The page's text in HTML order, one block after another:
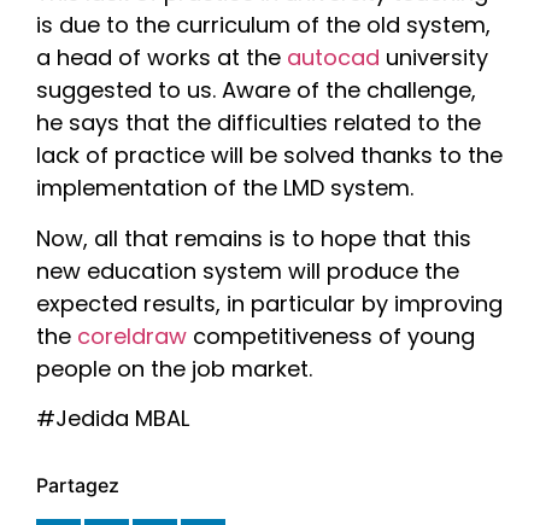
is due to the curriculum of the old system,
a head of works at the autocad university
suggested to us. Aware of the challenge,
he says that the difficulties related to the
lack of practice will be solved thanks to the
implementation of the LMD system.
Now, all that remains is to hope that this
new education system will produce the
expected results, in particular by improving
the coreldraw competitiveness of young
people on the job market.
#Jedida MBAL
Partagez